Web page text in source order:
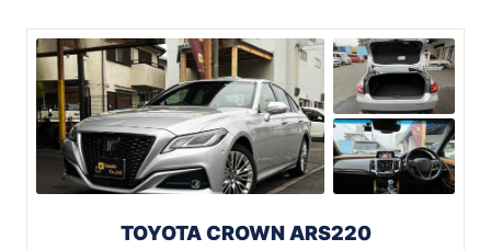
TOYOTA CROWN ARS220